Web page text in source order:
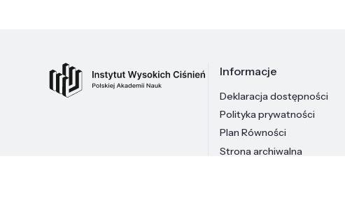
Informacje
Deklaracja dostępności
Polityka prywatności
Plan Równości
Strona archiwalna